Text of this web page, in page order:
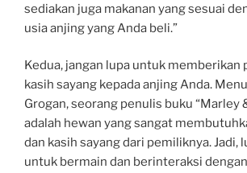
sediakan juga makanan yang sesuai
usia anjing yang Anda beli.”
Kedua, jangan lupa untuk memberikan
kasih sayang kepada anjing Anda.
Grogan, seorang penulis buku “Marley
adalah hewan yang sangat
dan kasih sayang dari pemiliknya. Jadi,
untuk bermain dan berinteraksi